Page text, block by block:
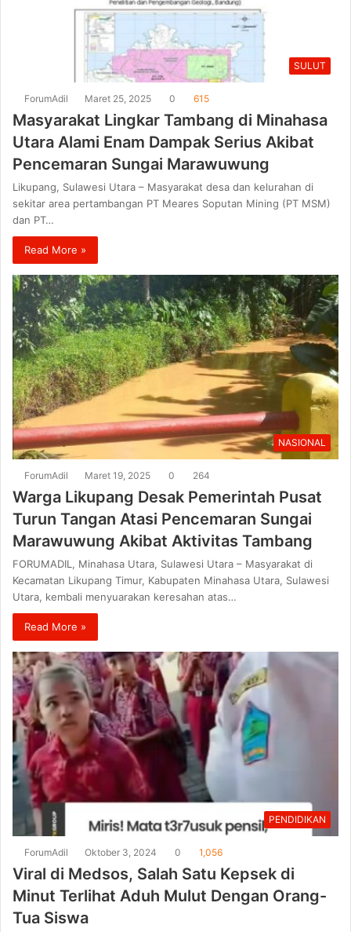
SULUT
ForumAdil Maret 25, 2025 0 615
Masyarakat Lingkar Tambang di Minahasa
Utara Alami Enam Dampak Serius Akibat
Pencemaran Sungai Marawuwung
Likupang, Sulawesi Utara – Masyarakat desa dan kelurahan di
sekitar area pertambangan PT Meares Soputan Mining (PT MSM)
dan PT…
Read More »
NASIONAL
ForumAdil Maret 19, 2025 0 264
Warga Likupang Desak Pemerintah Pusat
Turun Tangan Atasi Pencemaran Sungai
Marawuwung Akibat Aktivitas Tambang
FORUMADIL, Minahasa Utara, Sulawesi Utara – Masyarakat di
Kecamatan Likupang Timur, Kabupaten Minahasa Utara, Sulawesi
Utara, kembali menyuarakan keresahan atas…
Read More »
PENDIDIKAN
ForumAdil Oktober 3, 2024 0 1,056
Viral di Medsos, Salah Satu Kepsek di
Minut Terlihat Aduh Mulut Dengan Orang-
Tua Siswa